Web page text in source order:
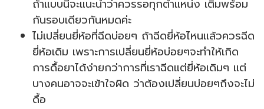
ถ้าแบบนี้จะแนะนำว่าควรรอทุกตำแหน่ง เติมพร้อม
กันรอบเดียวกันหมดค่ะ
ไม่เปลี่ยนยี่ห้อที่ฉีดบ่อยๆ ถ้าฉีดยี่ห้อไหนแล้วควรฉีด
ยี่ห้อเดิม เพราะการเปลี่ยนยี่ห้อบ่อยๆจะทำให้เกิด
การดื้อยาได้ง่ายกว่าการที่เราฉีดแต่ยี่ห้อเดิมๆ แต่
บางคนอาจจะเข้าใจผิด ว่าต้องเปลี่ยนบ่อยๆถึงจะไม่
ดื้อ